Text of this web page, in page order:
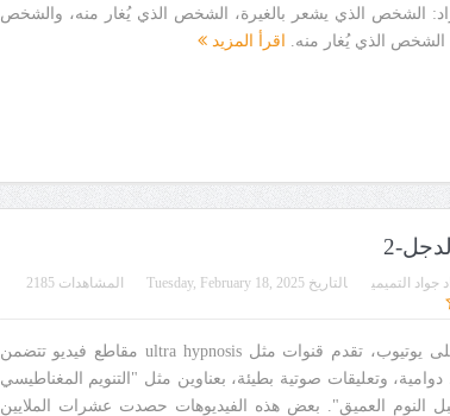
الشخص الذي يشعر بالغيرة، الشخص الذي يُغار منه، والشخص
الشخص الذي يُغار منه.
اقرأ المزيد
2
جواد التميمي التاريخTuesday, February 18, 2025 المشاهدات 2185
نقاش عام1-3 على يوتيوب، تقدم قنوات مثل ultra hypnosis مقاطع فيديو تتضمن
دوامية، وتعليقات صوتية بطيئة، بعناوين مثل "التنويم المغناطيسي
النوم العميق". بعض هذه الفيديوهات حصدت عشرات الملايين